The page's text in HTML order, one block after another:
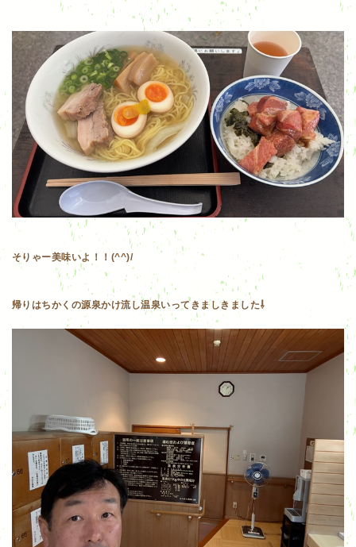
そりゃー美味いよ！！(^^)/
帰りはちかくの源泉かけ流し温泉いってきましきました⇩